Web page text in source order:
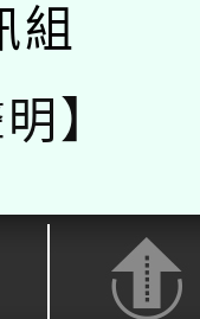
組
】